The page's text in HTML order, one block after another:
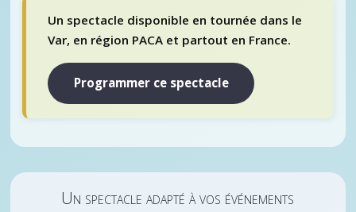
Un spectacle disponible en tournée dans le
Var, en région PACA et partout en France.
Programmer ce spectacle
Un spectacle adapté à vos événements